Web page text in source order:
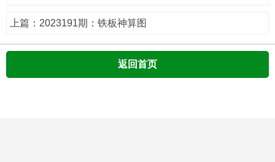
上篇：2023191期：铁板神算图
返回首页